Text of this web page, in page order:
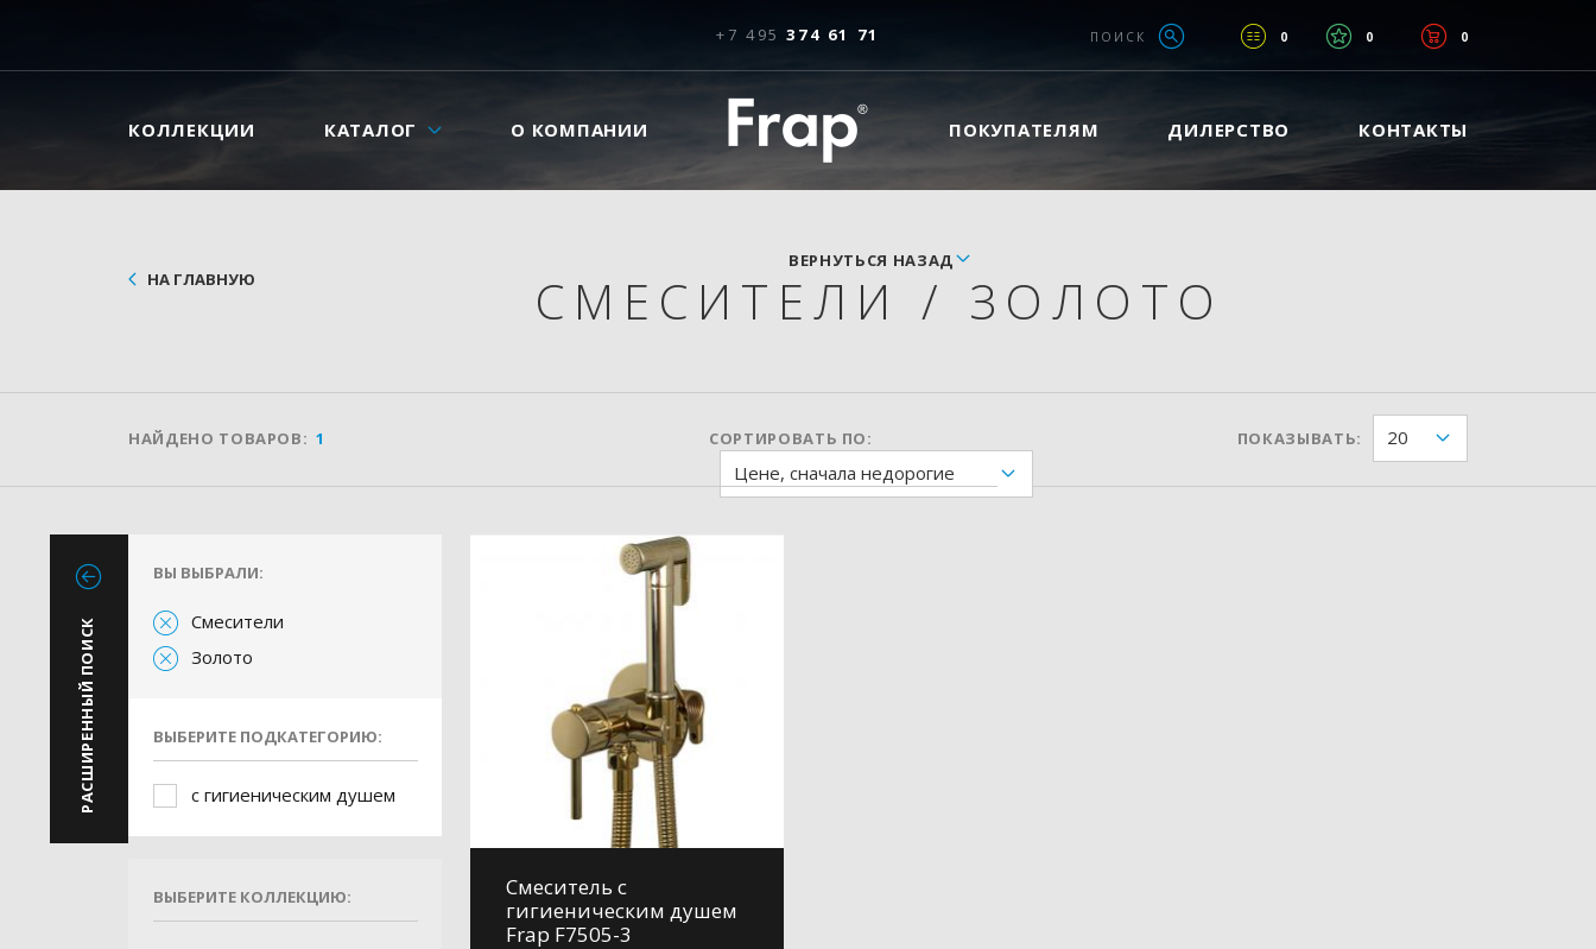
+7 495 374 61 71 0 0 0
ПОИСК
КОЛЛЕКЦИИ КАТАЛОГ О КОМПАНИИ ПОКУПАТЕЛЯМ ДИЛЕРСТВО КОНТАКТЫ
НА ГЛАВНУЮ
ВЕРНУТЬСЯ НАЗАД
СМЕСИТЕЛИ / ЗОЛОТО
НАЙДЕНО ТОВАРОВ: 1 СОРТИРОВАТЬ ПО:
Цене, сначала недорогие
ПОКАЗЫВАТЬ: 20
РАСШИРЕННЫЙ ПОИСК
ВЫ ВЫБРАЛИ:
Смесители
Золото
ВЫБЕРИТЕ ПОДКАТЕГОРИЮ:
с гигиеническим душем
ВЫБЕРИТЕ КОЛЛЕКЦИЮ:
Смеситель с
гигиеническим душем
Frap F7505-3